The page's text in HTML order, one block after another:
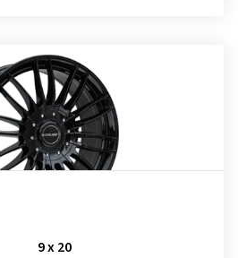
9 x 20